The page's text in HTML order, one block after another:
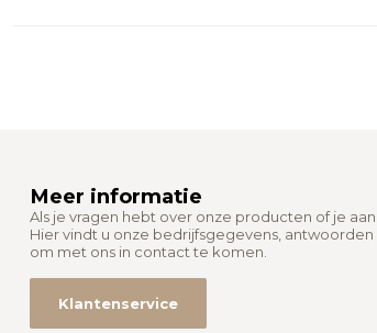
Meer informatie
Als je vragen hebt over onze producten of je
Hier vindt u onze bedrijfsgegevens,
om met ons in contact te komen.
Klantenservice